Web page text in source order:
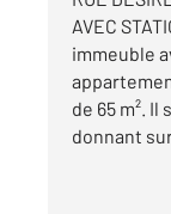
AVEC
immeuble
de 65 m².
donnant sur